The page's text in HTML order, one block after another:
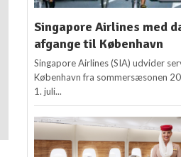
Singapore Airlines med
afgange til København
Singapore Airlines (SIA) udvider
København fra sommersæsonen
1. juli...